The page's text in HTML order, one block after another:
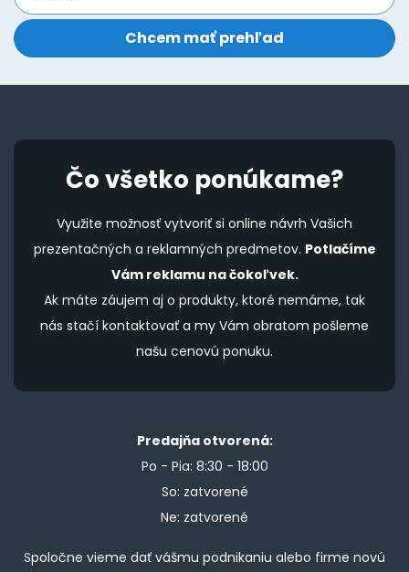
Čo všetko ponúkame?
Využite možnosť vytvoriť si online návrh Vašich
prezentačných a reklamných predmetov. Potlačíme
Vám reklamu na čokoľvek.
Ak máte záujem aj o produkty, ktoré nemáme, tak
nás stačí kontaktovať a my Vám obratom pošleme
našu cenovú ponuku.
Predajňa otvorená:
Po - Pia: 8:30 - 18:00
So: zatvorené
Ne: zatvorené
Spoločne vieme dať vášmu podnikaniu alebo firme novú